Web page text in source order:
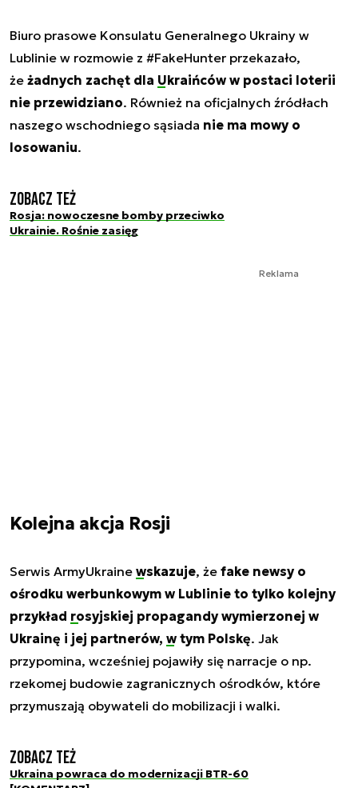
Biuro prasowe Konsulatu Generalnego Ukrainy w
Lublinie w rozmowie z #FakeHunter przekazało,
że żadnych zachęt dla Ukraińców w postaci loterii
nie przewidziano. Również na oficjalnych źródłach
naszego wschodniego sąsiada nie ma mowy o
losowaniu.
Zobacz też
Rosja: nowoczesne bomby przeciwko
Ukrainie. Rośnie zasięg
Reklama
Kolejna akcja Rosji
Serwis ArmyUkraine wskazuje, że fake newsy o
ośrodku werbunkowym w Lublinie to tylko kolejny
przykład rosyjskiej propagandywymierzonej w
Ukrainę i jej partnerów, w tym Polskę. Jak
przypomina, wcześniej pojawiły się narracje o np.
rzekomej budowie zagranicznych ośrodków, które
przymuszają obywateli do mobilizacji i walki.
Zobacz też
Ukraina powraca do modernizacji BTR-60